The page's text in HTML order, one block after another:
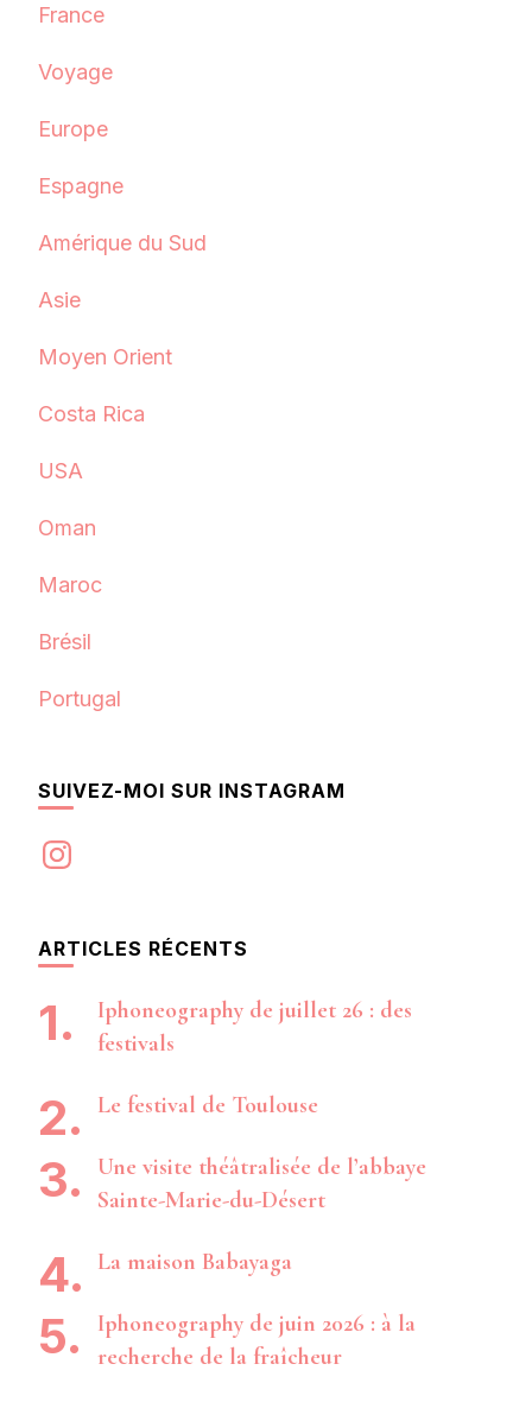
France
Voyage
Europe
Espagne
Amérique du Sud
Asie
Moyen Orient
Costa Rica
USA
Oman
Maroc
Brésil
Portugal
SUIVEZ-MOI SUR INSTAGRAM
Instagram
ARTICLES RÉCENTS
Iphoneography de juillet 26 : des
festivals
Le festival de Toulouse
Une visite théâtralisée de l’abbaye
Sainte-Marie-du-Désert
La maison Babayaga
Iphoneography de juin 2026 : à la
recherche de la fraîcheur